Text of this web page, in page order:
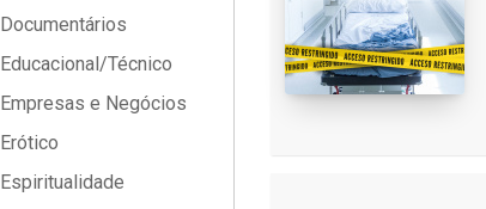
Documentários
Educacional/Técnico
Empresas e Negócios
Erótico
Espiritualidade